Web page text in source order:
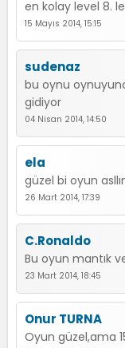
en kolay level 8.
15 Mayıs 2014, 15:15
sudenaz
bu oynu
gidiyor
04 Nisan 2014, 14:50
ela
güzel bi oyun
26 Mart 2014, 17:39
C.Ronaldo
Bu oyun mantık
23 Mart 2014, 18:45
Onur TURNA
Oyun güzel,ama